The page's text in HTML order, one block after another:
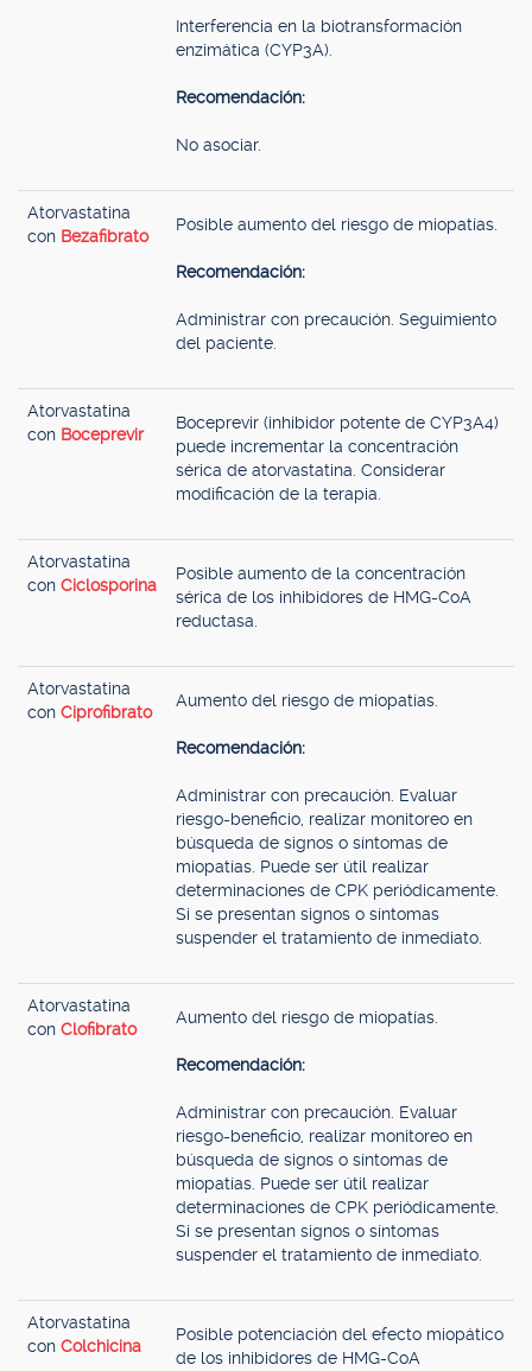
Interferencia en la biotransformación
enzimática (CYP3A).
Recomendación:
No asociar.
Atorvastatina
con Bezafibrato
Posible aumento del riesgo de miopatías.
Recomendación:
Administrar con precaución. Seguimiento
del paciente.
Atorvastatina
con Boceprevir
Boceprevir (inhibidor potente de CYP3A4)
puede incrementar la concentración
sérica de atorvastatina. Considerar
modificación de la terapia.
Atorvastatina
con Ciclosporina
Posible aumento de la concentración
sérica de los inhibidores de HMG-CoA
reductasa.
Atorvastatina
con Ciprofibrato
Aumento del riesgo de miopatías.
Recomendación:
Administrar con precaución. Evaluar
riesgo-beneficio, realizar monitoreo en
búsqueda de signos o síntomas de
miopatías. Puede ser útil realizar
determinaciones de CPK periódicamente.
Si se presentan signos o síntomas
suspender el tratamiento de inmediato.
Atorvastatina
con Clofibrato
Aumento del riesgo de miopatías.
Recomendación:
Administrar con precaución. Evaluar
riesgo-beneficio, realizar monitoreo en
búsqueda de signos o síntomas de
miopatías. Puede ser útil realizar
determinaciones de CPK periódicamente.
Si se presentan signos o síntomas
suspender el tratamiento de inmediato.
Atorvastatina
con Colchicina
Posible potenciación del efecto miopático
de los inhibidores de HMG-CoA